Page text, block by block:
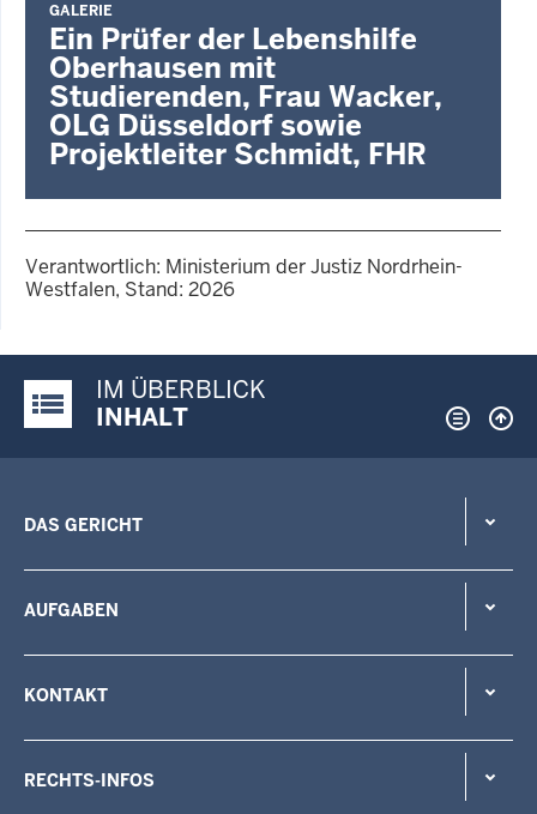
GALERIE
Ein Prüfer der Lebenshilfe
Oberhausen mit
Studierenden, Frau Wacker,
OLG Düsseldorf sowie
Projektleiter Schmidt, FHR
Verantwortlich: Ministerium der Justiz Nordrhein-
Westfalen, Stand: 2026
Justiz-Portal im Überblick:
IM ÜBERBLICK
INHALT
DAS GERICHT
AUFGABEN
KONTAKT
RECHTS-INFOS